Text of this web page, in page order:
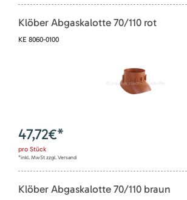
Klöber Abgaskalotte 70/110 rot
KE 8060-0100
47,72€*
pro Stück
*inkl. MwSt zzgl. Versand
Klöber Abgaskalotte 70/110 braun